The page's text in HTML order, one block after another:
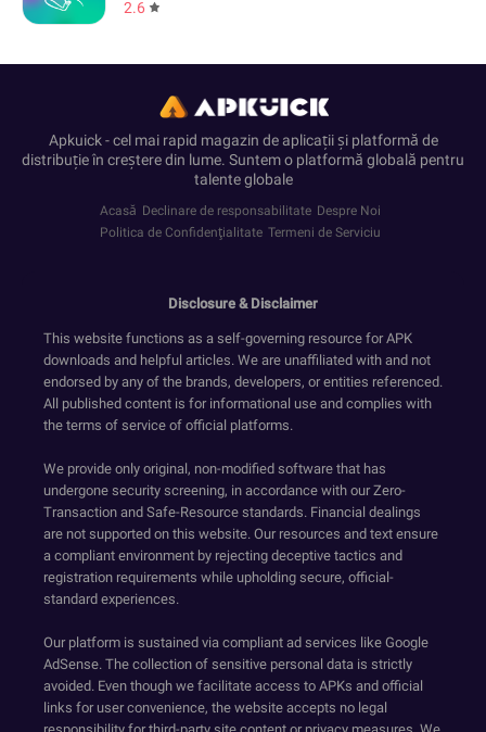
2.6
Apkuick - cel mai rapid magazin de aplicații și platformă de
distribuție în creștere din lume. Suntem o platformă globală pentru
talente globale
Acasă Declinare de responsabilitate Despre Noi
Politica de Confidenţialitate Termeni de Serviciu
Disclosure & Disclaimer
This website functions as a self-governing resource for APK
downloads and helpful articles. We are unaffiliated with and not
endorsed by any of the brands, developers, or entities referenced.
All published content is for informational use and complies with
the terms of service of official platforms.
We provide only original, non-modified software that has
undergone security screening, in accordance with our Zero-
Transaction and Safe-Resource standards. Financial dealings
are not supported on this website. Our resources and text ensure
a compliant environment by rejecting deceptive tactics and
registration requirements while upholding secure, official-
standard experiences.
Our platform is sustained via compliant ad services like Google
AdSense. The collection of sensitive personal data is strictly
avoided. Even though we facilitate access to APKs and official
links for user convenience, the website accepts no legal